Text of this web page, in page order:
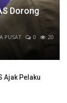
Dorong
PUSAT 0
20
Ajak Pelaku